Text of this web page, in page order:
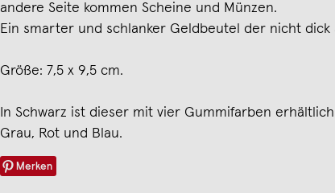
andere Seite kommen Scheine und Münzen.
Ein smarter und schlanker Geldbeutel der nicht dick
Größe: 7,5 x 9,5 cm.
In Schwarz ist dieser mit vier Gummifarben
Grau, Rot und Blau.
Merken